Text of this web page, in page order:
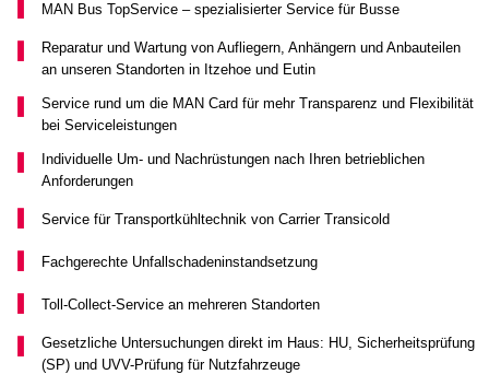
MAN Bus TopService – spezialisierter Service für Busse
Reparatur und Wartung von Aufliegern, Anhängern und Anbauteilen
an unseren Standorten in Itzehoe und Eutin
Service rund um die MAN Card für mehr Transparenz und Flexibilität
bei Serviceleistungen
Individuelle Um- und Nachrüstungen nach Ihren betrieblichen
Anforderungen
Service für Transportkühltechnik von Carrier Transicold
Fachgerechte Unfallschadeninstandsetzung
Toll-Collect-Service an mehreren Standorten
Gesetzliche Untersuchungen direkt im Haus: HU, Sicherheitsprüfung
(SP) und UVV-Prüfung für Nutzfahrzeuge